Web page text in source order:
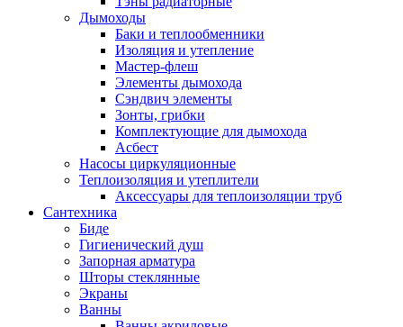
Дымоходы
Баки и теплообменники
Изоляция и утепление
Мастер-флеш
Элементы дымохода
Сэндвич элементы
Зонты, грибки
Комплектующие для дымохода
Асбест
Насосы циркуляционные
Теплоизоляция и утеплители
Аксессуары для теплоизоляции труб
Сантехника
Биде
Гигиенический душ
Запорная арматура
Шторы стеклянные
Экраны
Ванны